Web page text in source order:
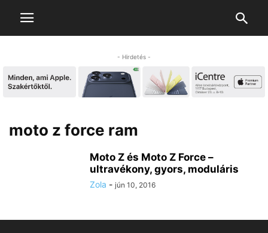
- Hirdetés -
moto z force ram
Moto Z és Moto Z Force –
ultravékony, gyors, moduláris
Zola - jún 10, 2016